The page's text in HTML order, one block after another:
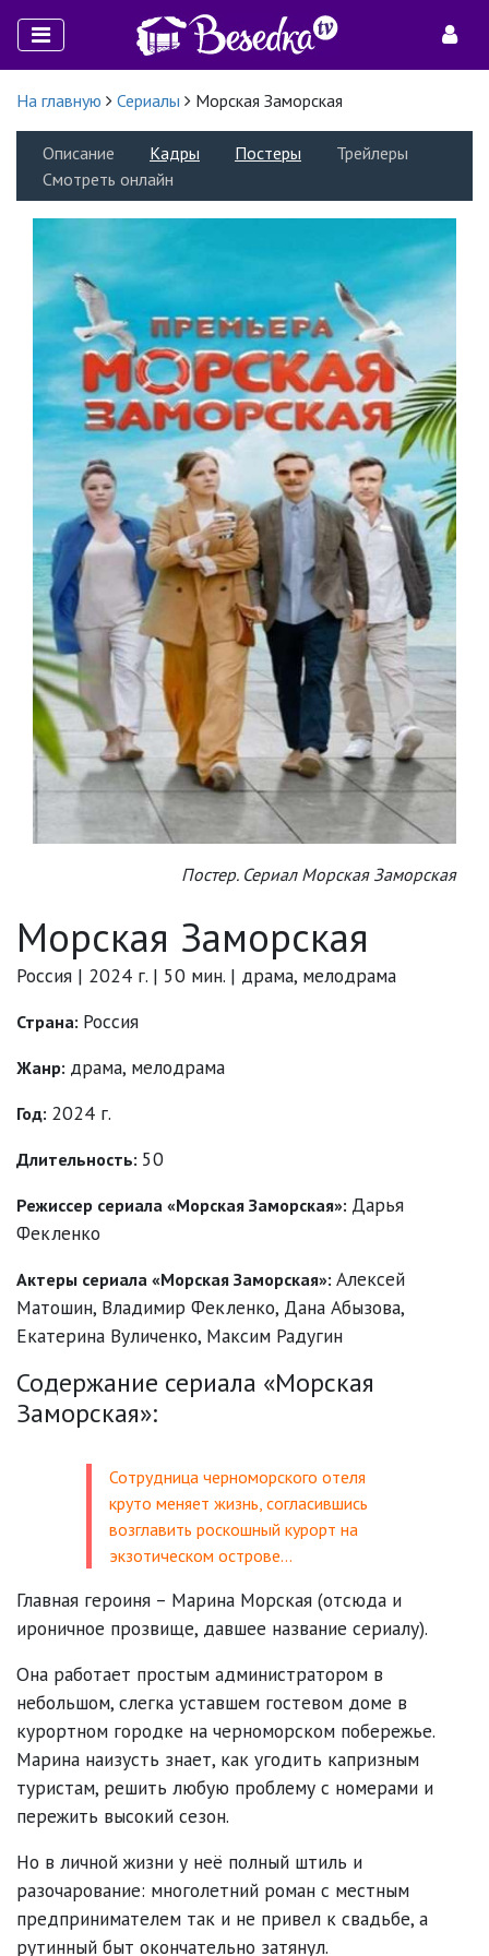
На главную Сериалы Морская Заморская
Описание Кадры Постеры
Трейлеры
Смотреть онлайн
Постер. Сериал Морская Заморская
Морская Заморская
Россия | 2024 г. | 50 мин. | драма, мелодрама
Страна: Россия
Жанр: драма, мелодрама
Год: 2024 г.
Длительность: 50
Режиссер сериала «Морская Заморская»: Дарья
Фекленко
Актеры сериала «Морская Заморская»: Алексей
Матошин, Владимир Фекленко, Дана Абызова,
Екатерина Вуличенко, Максим Радугин
Содержание сериала «Морская
Заморская»:
Сотрудница черноморского отеля
круто меняет жизнь, согласившись
возглавить роскошный курорт на
экзотическом острове…
Главная героиня – Марина Морская (отсюда и
ироничное прозвище, давшее название сериалу).
Она работает простым администратором в
небольшом, слегка уставшем гостевом доме в
курортном городке на черноморском побережье.
Марина наизусть знает, как угодить капризным
туристам, решить любую проблему с номерами и
пережить высокий сезон.
Но в личной жизни у неё полный штиль и
разочарование: многолетний роман с местным
предпринимателем так и не привел к свадьбе, а
рутинный быт окончательно затянул.